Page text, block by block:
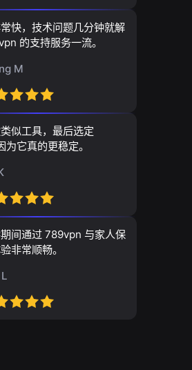
快，技术问题几分钟就解
的支持服务一流。
M
似工具，最后选定
它真的更稳定。
间通过 789vpn 与家人保
非常顺畅。